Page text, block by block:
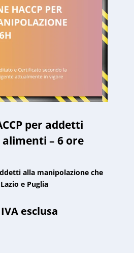
per addetti
– 6 ore
alla manipolazione che
e Puglia
IVA esclusa